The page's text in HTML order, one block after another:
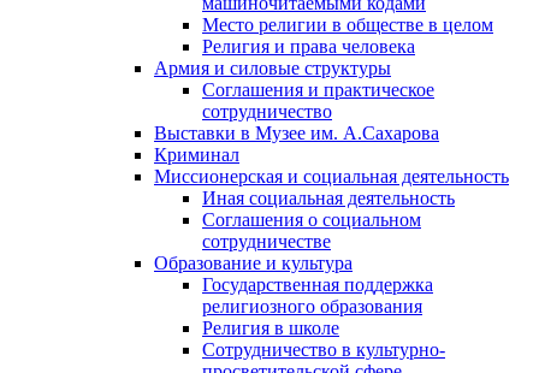
Место религии в обществе в целом
Религия и права человека
Армия и силовые структуры
Соглашения и практическое
сотрудничество
Выставки в Музее им. А.Сахарова
Криминал
Миссионерская и социальная деятельность
Иная социальная деятельность
Соглашения о социальном
сотрудничестве
Образование и культура
Государственная поддержка
религиозного образования
Религия в школе
Сотрудничество в культурно-